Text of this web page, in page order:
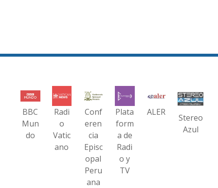
BBC
Mun
do
Radi
o
Vatic
ano
Conf
eren
cia
Episc
opal
Peru
ana
Plata
form
a de
Radi
o y
TV
ALER
Stereo
Azul